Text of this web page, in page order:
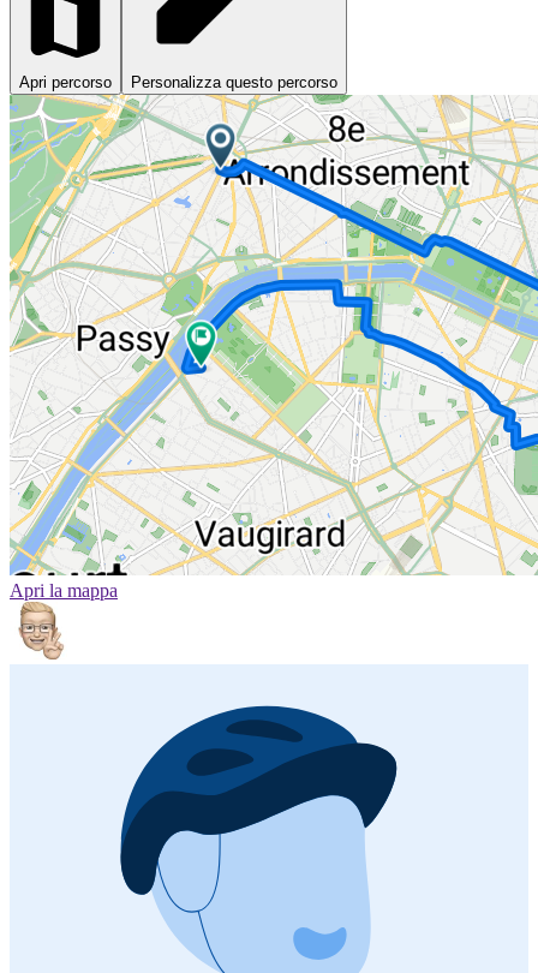
Apri percorso Personalizza questo percorso
Apri la mappa